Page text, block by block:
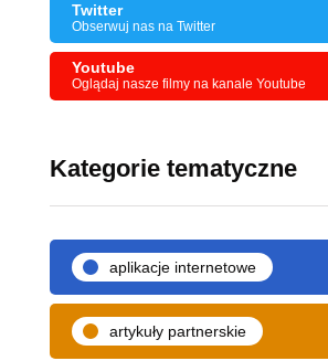
Twitter
Obserwuj nas na Twitter
Youtube
Oglądaj nasze filmy na kanale Youtube
Kategorie tematyczne
aplikacje internetowe
artykuły partnerskie